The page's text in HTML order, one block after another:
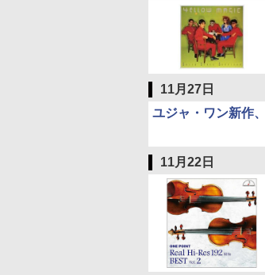
11月27日
ユジャ・ワン新作
11月22日